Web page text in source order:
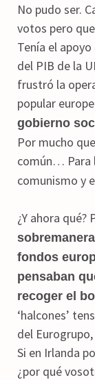
No pudo ser.
votos pero
Tenía el
del PIB de la
frustró la
popular
gobierno
Por mucho
común… Para
comunismo y
¿Y ahora qué?
fondos
pensaban
recoger el
‘halcones’
del
Si en Irlanda
¿por qué